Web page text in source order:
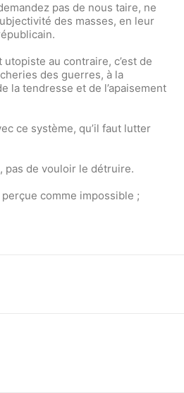
pas de nous taire, ne
des masses, en leur
au contraire, c’est de
des guerres, à la
la tendresse et de l’apaisement
ce système, qu’il faut lutter
pas de vouloir le détruire.
comme impossible ;